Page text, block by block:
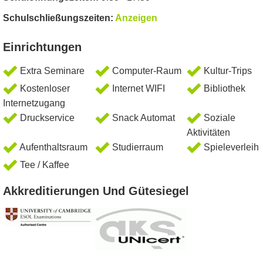
Schulschließungszeiten: Anzeigen
Einrichtungen
Extra Seminare Computer-Raum
Kultur-Trips
Kostenloser
Internetzugang
Internet WIFI Bibliothek
Druckservice Snack Automat
Soziale
Aktivitäten
Aufenthaltsraum
Studierraum
Spieleverleih
Tee / Kaffee
Akkreditierungen Und Gütesiegel